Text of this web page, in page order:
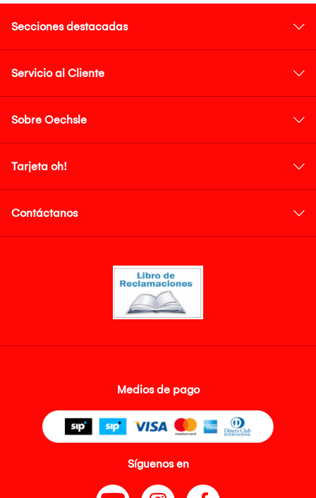
Secciones destacadas
Servicio al Cliente
Sobre Oechsle
Tarjeta oh!
Contáctanos
Medios de pago
Síguenos en